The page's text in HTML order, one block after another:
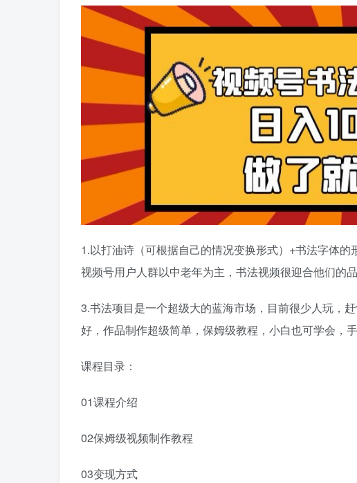
1.以打油诗（可根据自己的情况变换形式）+书法字体
视频号用户人群以中老年为主，书法视频很迎合他们的
3.书法项目是一个超级大的蓝海市场，目前很少人玩，
好，作品制作超级简单，保姆级教程，小白也可学会，
课程目录：
01课程介绍
02保姆级视频制作教程
03变现方式